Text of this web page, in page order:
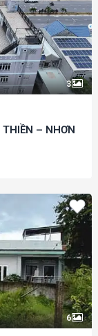
3
– NHƠN
6